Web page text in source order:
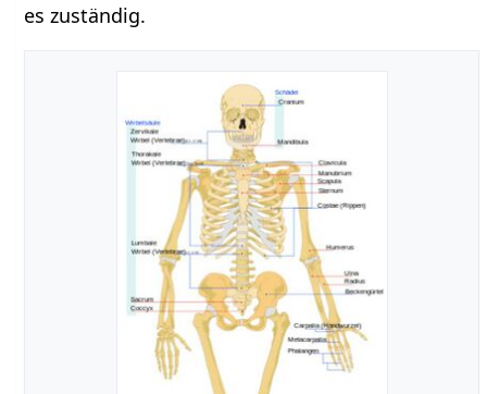
es zuständig.